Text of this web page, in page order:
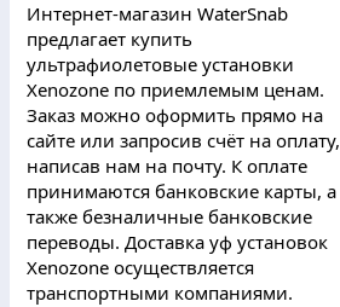
Интернет-магазин WaterSnab
предлагает купить
ультрафиолетовые установки
Xenozone по приемлемым ценам.
Заказ можно оформить прямо на
сайте или запросив счёт на оплату,
написав нам на почту. К оплате
принимаются банковские карты, а
также безналичные банковские
переводы. Доставка уф установок
Xenozone осуществляется
транспортными компаниями.